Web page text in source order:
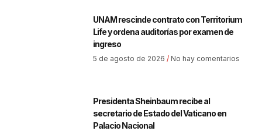
UNAM rescinde contrato con Territorium
Life y ordena auditorías por examen de
ingreso
5 de agosto de 2026 No hay comentarios
Presidenta Sheinbaum recibe al
secretario de Estado del Vaticano en
Palacio Nacional